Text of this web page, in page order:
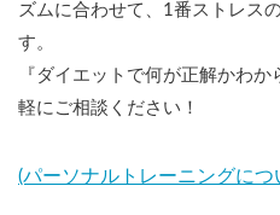
ズムに合わせて、1番ストレス
す。
『ダイエットで何が正解かわ
軽にご相談ください！
(パーソナルトレーニングに